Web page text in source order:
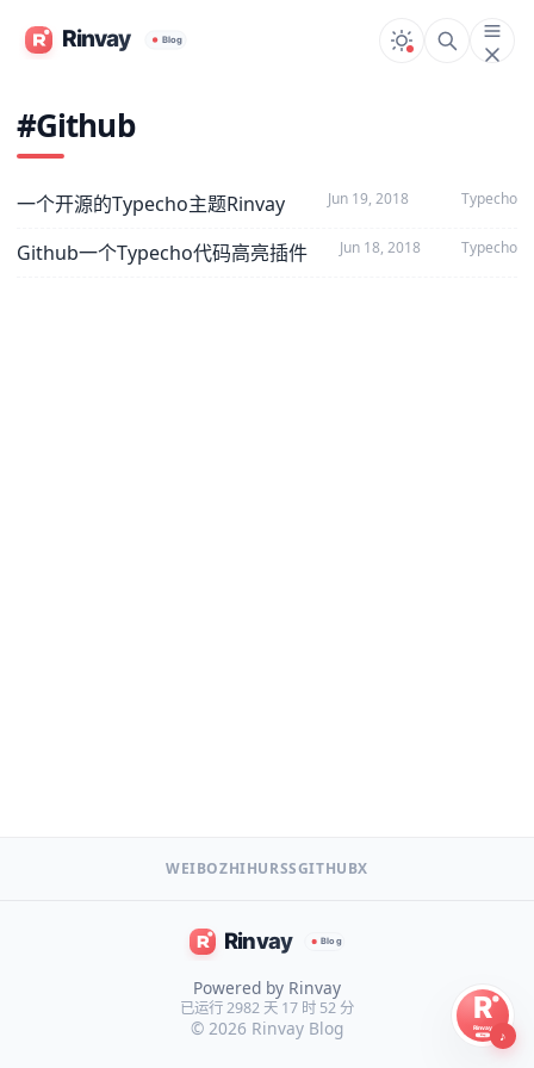
#Github
一个开源的Typecho主题Rinvay Jun 19, 2018 Typecho
Github一个Typecho代码高亮插件 Jun 18, 2018 Typecho
WEIBOZHIHURSSGITHUBX
Powered by Rinvay
已运行 2982 天 17 时 52 分
© 2026 Rinvay Blog ♪